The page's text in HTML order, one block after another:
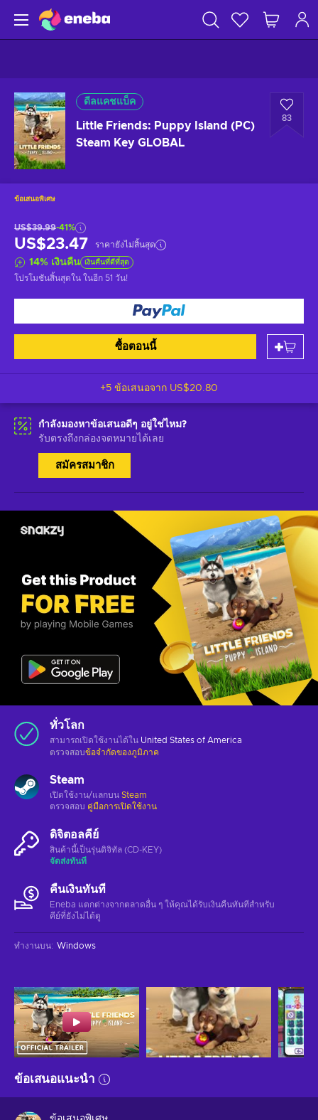
ดีลแคชแบ็ค
Little Friends: Puppy Island (PC)
Steam Key GLOBAL
83
ข้อเสนอพิเศษ
US$39.99-41%
US$23.47 ราคายังไม่สิ้นสุด
14% เงินคืน เงินคืนที่ดีที่สุด
โปรโมชันสิ้นสุดใน ในอีก 51 วัน!
ซื้อตอนนี้
+5 ข้อเสนอจาก US$20.80
กำลังมองหาข้อเสนอดีๆ อยู่ใช่ไหม?
รับตรงถึงกล่องจดหมายได้เลย
สมัครสมาชิก
ทั่วโลก
สามารถเปิดใช้งานได้ใน United States of America
ตรวจสอบข้อจำกัดของภูมิภาค
Steam
เปิดใช้งาน/แลกบน Steam
ตรวจสอบ คู่มือการเปิดใช้งาน
ดิจิตอลคีย์
สินค้านี้เป็นรุ่นดิจิทัล (CD-KEY)
จัดส่งทันที
คืนเงินทันที
Eneba แตกต่างจากตลาดอื่น ๆ ให้คุณได้รับเงินคืนทันทีสําหรับ
คีย์ที่ยังไม่ได้ดู
ทำงานบน: Windows
ข้อเสนอแนะนำ